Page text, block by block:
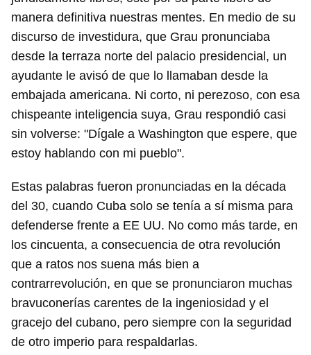
manera definitiva nuestras mentes. En medio de su
discurso de investidura, que Grau pronunciaba
desde la terraza norte del palacio presidencial, un
ayudante le avisó de que lo llamaban desde la
embajada americana. Ni corto, ni perezoso, con esa
chispeante inteligencia suya, Grau respondió casi
sin volverse: "Dígale a Washington que espere, que
estoy hablando con mi pueblo".
Estas palabras fueron pronunciadas en la década
del 30, cuando Cuba solo se tenía a sí misma para
defenderse frente a EE UU. No como más tarde, en
los cincuenta, a consecuencia de otra revolución
que a ratos nos suena más bien a
contrarrevolución, en que se pronunciaron muchas
bravuconerías carentes de la ingeniosidad y el
gracejo del cubano, pero siempre con la seguridad
de otro imperio para respaldarlas.